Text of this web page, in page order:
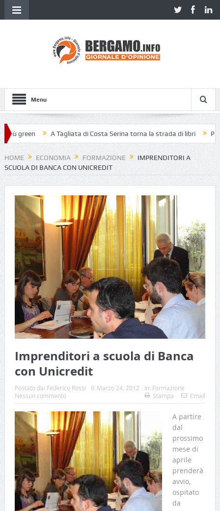
Menu
A Tagliata di Costa Serina torna la strada di libri Piazza
HOME ECONOMIA FORMAZIONE
IMPRENDITORI A
SCUOLA DI BANCA CON UNICREDIT
Imprenditori a scuola di Banca
con Unicredit
Postato da: Federico Rossi il: Marzo 24, 2012 In: Formazione
Nessun commento
Stampa Email
A partire
dal
prossimo
mese di
aprile
prenderà
avvio,
ospitato
da